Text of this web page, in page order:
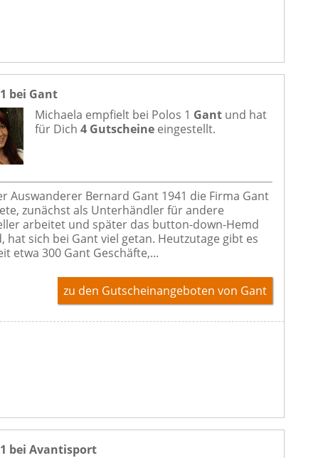
bei Gant
Michaela empfielt bei Polos 1 Gantund hat
für Dich 4 Gutscheineeingestellt.
Auswanderer Bernard Gant 1941 die Firma Gant
zunächst als Unterhändler für andere
arbeitet und später das button-down-Hemd
hat sich bei Gant viel getan. Heutzutage gibt es
etwa 300 Gant Geschäfte,...
zu den Gutscheinangeboten von Gant
bei Avantisport